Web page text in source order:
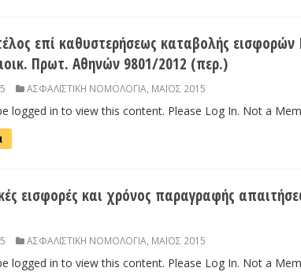
επί καθυστερήσεως καταβολής εισφορών
Πρωτ. Αθηνών 9801/2012 (περ.)
ΑΣΦΑΛΙΣΤΙΚΗ ΝΟΜΟΛΟΓΙΑ ΜΑΪΟΣ 2015
logged in to view this content. Please Log In. Not a
εισφορές και χρόνος παραγραφής
ΑΣΦΑΛΙΣΤΙΚΗ ΝΟΜΟΛΟΓΙΑ ΜΑΪΟΣ 2015
logged in to view this content. Please Log In. Not a